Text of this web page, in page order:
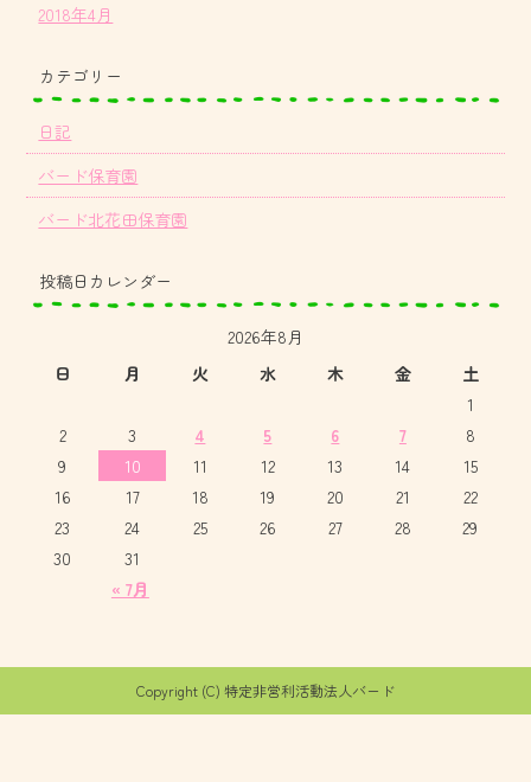
2018年4月
カテゴリー
日記
バード保育園
バード北花田保育園
投稿日カレンダー
2026年8月
日
月 火 水 木 金 土
« 7月
1
2
3 4 5 6 7
8
9
10 11 12 13 14
15
16
17 18 19 20 21
22
23
24 25 26 27 28
29
30
31
Copyright (C) 特定非営利活動法人バード